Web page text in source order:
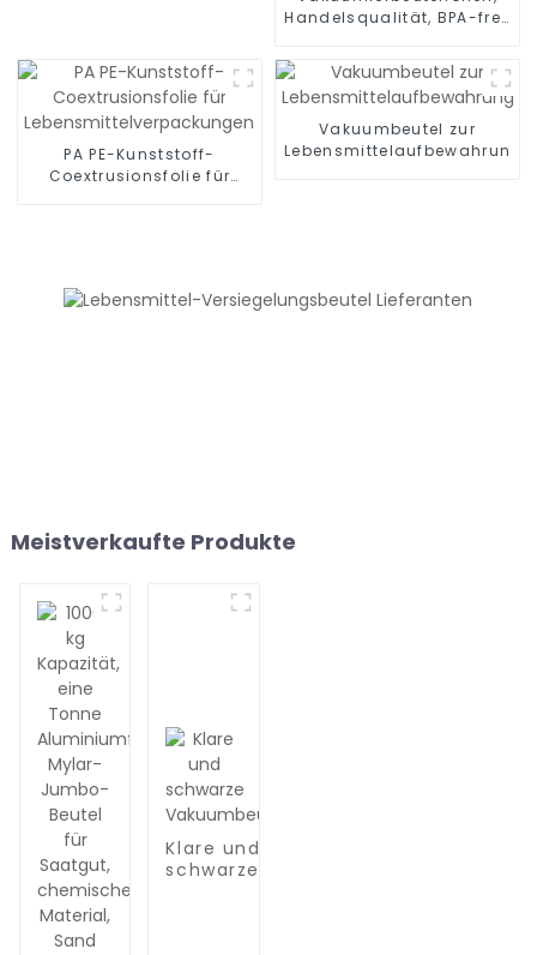
Handelsqualität, BPA-frei,
Lebensmittelaufbewahrung,
Essenszubereitung oder
Sous Vide
PA PE-Kunststoff-
Coextrusionsfolie für
Vakuumbeutel zur
Lebensmittelaufbewahrung
Meistverkaufte Produkte
Klare und
schwarze